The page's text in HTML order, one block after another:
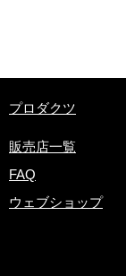
​プロダクツ
販売店一覧
FAQ
ウェブショップ